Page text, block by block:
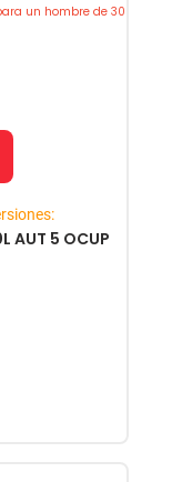
un hombre de 30
AUT 5 OCUP